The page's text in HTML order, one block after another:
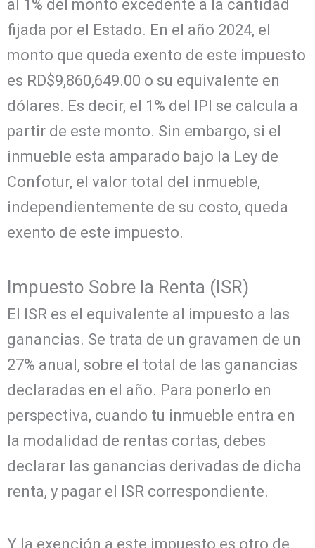
al 1% del monto excedente a la cantidad
fijada por el Estado. En el año 2024, el
monto que queda exento de este impuesto
es RD$9,860,649.00 o su equivalente en
dólares. Es decir, el 1% del IPI se calcula a
partir de este monto. Sin embargo, si el
inmueble esta amparado bajo la Ley de
Confotur, el valor total del inmueble,
independientemente de su costo, queda
exento de este impuesto.
Impuesto Sobre la Renta (ISR)
El ISR es el equivalente al impuesto a las
ganancias. Se trata de un gravamen de un
27% anual, sobre el total de las ganancias
declaradas en el año. Para ponerlo en
perspectiva, cuando tu inmueble entra en
la modalidad de rentas cortas, debes
declarar las ganancias derivadas de dicha
renta, y pagar el ISR correspondiente.
Y la exención a este impuesto es otro de